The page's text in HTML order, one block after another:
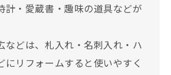
計・愛蔵書・趣味の道具などが
などは、札入れ・名刺入れ・ハ
にリフォームすると使いやすく